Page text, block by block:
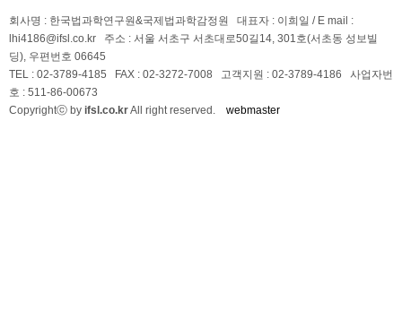
회사명 : 한국법과학연구원&국제법과학감정원 대표자 : 이희일 / E mail :
lhi4186@ifsl.co.kr 주소 : 서울 서초구 서초대로50길14, 301호(서초동 성보빌
딩), 우편번호 06645
TEL : 02-3789-4185 FAX : 02-3272-7008 고객지원 : 02-3789-4186 사업자번
호 : 511-86-00673
Copyrightⓒ by ifsl.co.krAll right reserved. webmaster